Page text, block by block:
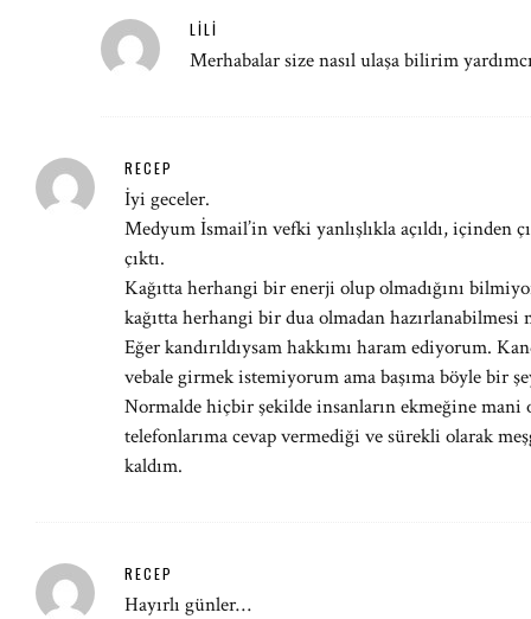
LILI
Merhabalar size nasıl ulaşa bilirim
RECEP
İyi geceler.
Medyum İsmail’in vefki yanlışlıkla açıldı, içinden
çıktı.
Kağıtta herhangi bir enerji olup olmadığını
kağıtta herhangi bir dua olmadan hazırlanabilmesi
Eğer kandırıldıysam hakkımı haram ediyorum.
vebale girmek istemiyorum ama başıma böyle bir
Normalde hiçbir şekilde insanların ekmeğine mani
telefonlarıma cevap vermediği ve sürekli olarak
kaldım.
RECEP
Hayırlı günler…